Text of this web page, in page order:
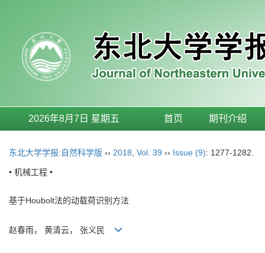
2026年8月7日 星期五 首页 期刊介绍
东北大学学报:自然科学版 ›› 2018 Vol. 39 ›› Issue (9): 1277-1282.
• 机械工程 •
基于Houbolt法的动载荷识别方法
赵春雨， 黄清云， 张义民